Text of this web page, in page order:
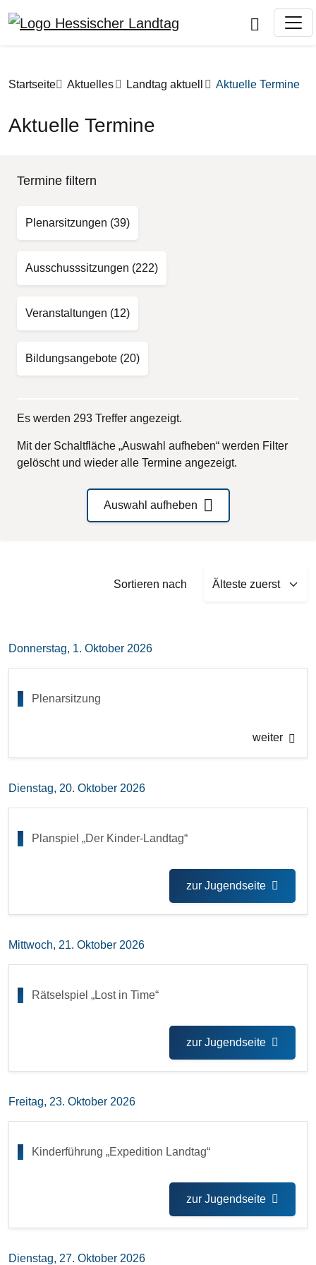
Pfadnavigation
Startseite Aktuelles Landtag aktuell Aktuelle Termine
Aktuelle Termine
Termine filtern
Plenarsitzungen (39)
Ausschusssitzungen (222)
Veranstaltungen (12)
Bildungsangebote (20)
Es werden 293 Treffer angezeigt.
Mit der Schaltfläche „Auswahl aufheben“ werden Filter
gelöscht und wieder alle Termine angezeigt.
Auswahl aufheben
Sortieren nach
Sort by
Donnerstag, 1. Oktober 2026
Plenarsitzung
weiter
Dienstag, 20. Oktober 2026
Planspiel „Der Kinder-Landtag“
zur Jugendseite
Mittwoch, 21. Oktober 2026
Rätselspiel „Lost in Time“
zur Jugendseite
Freitag, 23. Oktober 2026
Kinderführung „Expedition Landtag“
zur Jugendseite
Dienstag, 27. Oktober 2026